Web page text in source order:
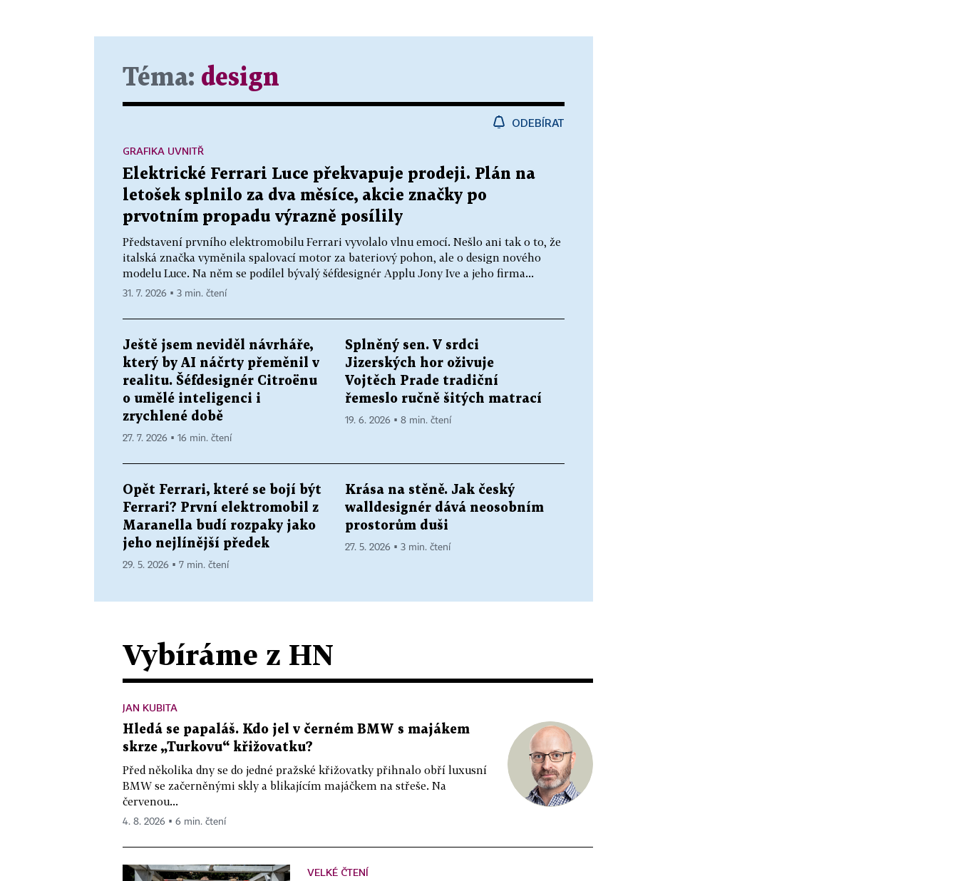
Téma: design
ODEBÍRAT
Elektrické Ferrari Luce překvapuje prodeji. Plán na
letošek splnilo za dva měsíce, akcie značky po
prvotním propadu výrazně posílily
Představení prvního elektromobilu Ferrari vyvolalo vlnu emocí. Nešlo ani tak o to, že
italská značka vyměnila spalovací motor za bateriový pohon, ale o design nového
modelu Luce. Na něm se podílel bývalý šéfdesignér Applu Jony Ive a jeho firma...
GRAFIKA UVNITŘ
31. 7. 2026 ▪ 3 min. čtení
Ještě jsem neviděl návrháře,
který by AI náčrty přeměnil v
realitu. Šéfdesignér Citroënu
o umělé inteligenci i
zrychlené době
27. 7. 2026 ▪ 16 min. čtení
Splněný sen. V srdci
Jizerských hor oživuje
Vojtěch Prade tradiční
řemeslo ručně šitých matrací
19. 6. 2026 ▪ 8 min. čtení
Opět Ferrari, které se bojí být
Ferrari? První elektromobil z
Maranella budí rozpaky jako
jeho nejlínější předek
29. 5. 2026 ▪ 7 min. čtení
Krása na stěně. Jak český
walldesignér dává neosobním
prostorům duši
27. 5. 2026 ▪ 3 min. čtení
Vybíráme z HN
JAN KUBITA
Hledá se papaláš. Kdo jel v černém BMW s majákem
skrze „Turkovu“ křižovatku?
Před několika dny se do jedné pražské křižovatky přihnalo obří luxusní
BMW se začerněnými skly a blikajícím majáčkem na střeše. Na
červenou...
4. 8. 2026 ▪ 6 min. čtení
VELKÉ ČTENÍ